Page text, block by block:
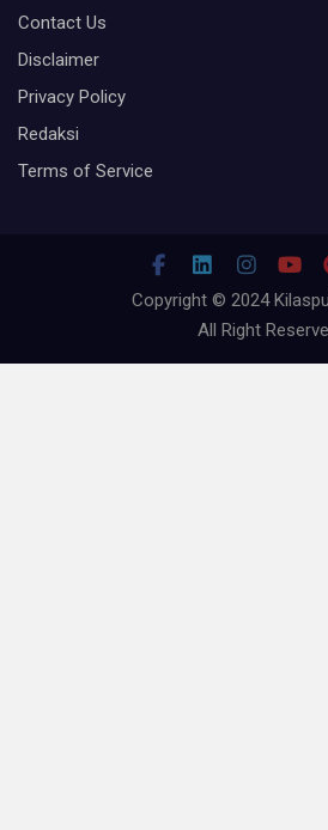
Contact Us
Disclaimer
Privacy Policy
Redaksi
Terms of Service
Copyright © 2024
All Right